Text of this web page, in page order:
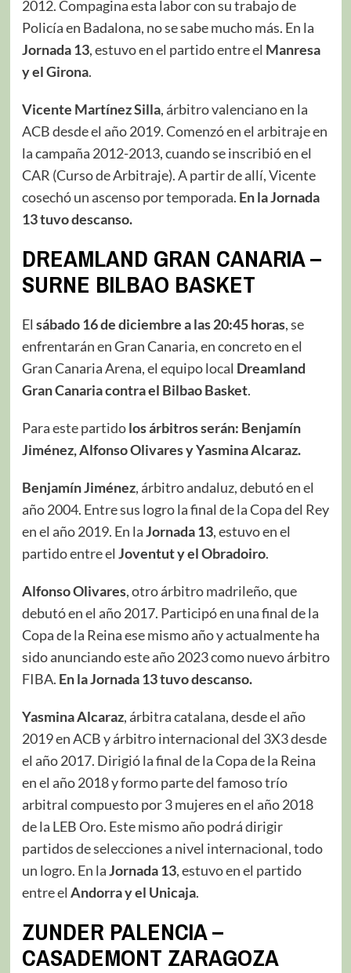
2012. Compagina esta labor con su trabajo de
Policía ​en Badalona, no se sabe mucho más. En la
Jornada 13, estuvo en el partido entre el Manresa
y el Girona.
Vicente Martínez Silla, árbitro valenciano en la
ACB desde el año 2019. Comenzó en el arbitraje en
la campaña 2012-2013, cuando se inscribió en el
CAR (Curso de Arbitraje). A partir de allí, Vicente
cosechó un ascenso por temporada. En la Jornada
13 tuvo descanso.
DREAMLAND GRAN CANARIA –
SURNE BILBAO BASKET
El sábado 16 de diciembre a las 20:45 horas, se
enfrentarán en Gran Canaria, en concreto en el
Gran Canaria Arena, el equipo local Dreamland
Gran Canaria contra el Bilbao Basket.
Para este partidolos árbitros serán: Benjamín
Jiménez, Alfonso Olivares y Yasmina Alcaraz.
Benjamín Jiménez, árbitro andaluz, debutó en el
año 2004. Entre sus logro la final de la Copa del Rey
en el año 2019. En laJornada 13, estuvo en el
partido entre el Joventut y el Obradoiro.
Alfonso Olivares, otro árbitro madrileño, que
debutó en el año 2017. Participó en una final de la
Copa de la Reina ese mismo año y actualmente ha
sido anunciando este año 2023 como nuevo árbitro
FIBA. En la Jornada 13 tuvo descanso.
Yasmina Alcaraz, árbitra catalana, desde el año
2019 en ACB y árbitro internacional del 3X3 desde
el año 2017. Dirigió la final de la Copa de la Reina
en el año 2018 y formo parte del famoso trío
arbitral compuesto por 3 mujeres en el año 2018
de la LEB Oro. Este mismo año podrá dirigir
partidos de selecciones a nivel internacional, todo
un logro.​ En laJornada 13, estuvo en el partido
entre el Andorra y el Unicaja.
ZUNDER PALENCIA –
CASADEMONT ZARAGOZA